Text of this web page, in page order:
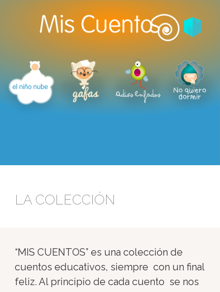
LA COLECCIÓN
“MIS CUENTOS” es una colección de
cuentos educativos, siempre con un final
feliz. Al principio de cada cuento se nos